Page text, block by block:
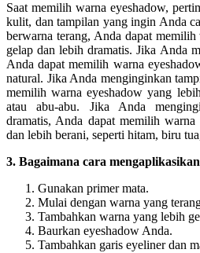
Saat memilih warna eyeshadow,
kulit, dan tampilan yang ingin Anda
berwarna terang, Anda dapat
gelap dan lebih dramatis. Jika Anda
Anda dapat memilih warna
natural. Jika Anda menginginkan
memilih warna eyeshadow yang
atau abu-abu. Jika Anda
dramatis, Anda dapat memilih
dan lebih berani, seperti hitam, biru
3. Bagaimana cara
Gunakan primer mata.
Mulai dengan warna yang
Tambahkan warna yang lebih
Baurkan eyeshadow Anda.
Tambahkan garis eyeliner dan